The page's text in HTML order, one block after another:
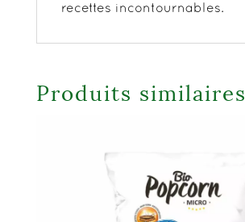
recettes incontournables.
Produits similaires